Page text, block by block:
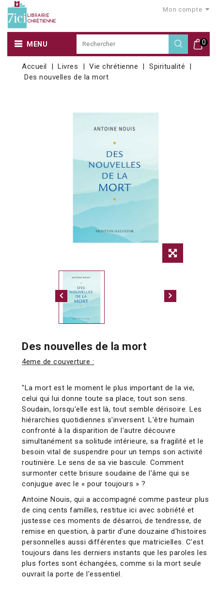
Mon compte
0
MENU
Accueil Livres Vie chrétienne
Spiritualité
Des nouvelles de la mort
Des nouvelles de la mort
4eme de couverture :
"La mort est le moment le plus important de la vie,
celui qui lui donne toute sa place, tout son sens.
Soudain, lorsqu'elle est là, tout semble dérisoire. Les
hiérarchies quotidiennes s'inversent. L'être humain
confronté à la disparition de l'autre découvre
simultanément sa solitude intérieure, sa fragilité et le
besoin vital de suspendre pour un temps son activité
routinière. Le sens de sa vie bascule. Comment
surmonter cette brisure soudaine de l'âme qui se
conjugue avec le « pour toujours » ?
Antoine Nouis, qui a accompagné comme pasteur plus
de cinq cents familles, restitue ici avec sobriété et
justesse ces moments de désarroi, de tendresse, de
remise en question, à partir d'une douzaine d'histoires
personnelles aussi différentes que matricielles. C'est
toujours dans les derniers instants que les paroles les
plus fortes sont échangées, comme si la mort seule
ouvrait la porte de l'essentiel.